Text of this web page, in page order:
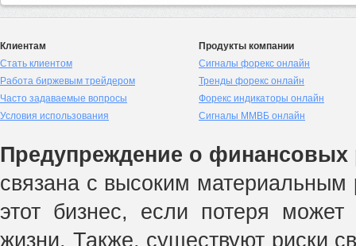
Клиентам
Стать клиентом
Работа биржевым трейдером
Часто задаваемые вопросы
Условия использования
Продукты компании
Сигналы форекс онлайн
Тренды форекс онлайн
Форекс индикаторы онлайн
Сигналы ММВБ онлайн
Предупреждение о финансовых
связана с высоким материальным
этот бизнес, если потеря
жизни. Также, существуют риски